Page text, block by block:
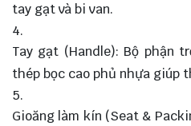
tay gạt và bi van.
Tay gạt (Handle): Bộ phận
thép bọc cao phủ nhựa giúp
Gioăng làm kín (Seat &